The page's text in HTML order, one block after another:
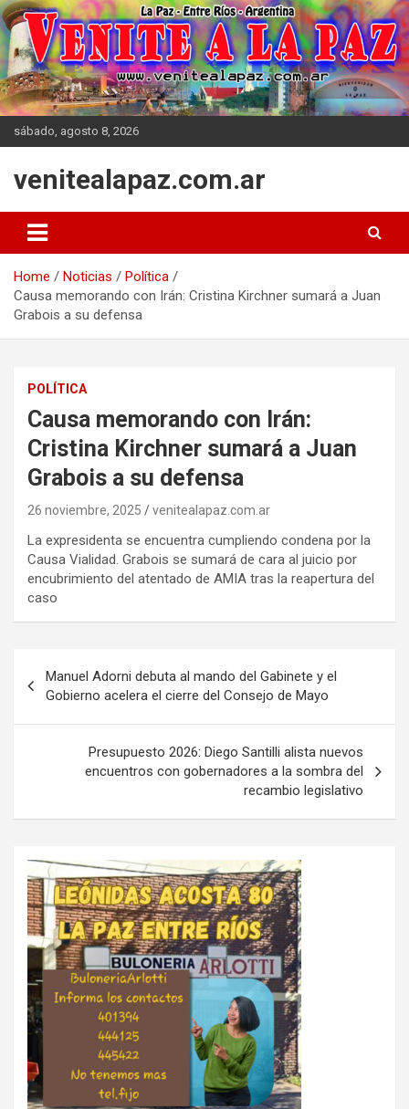
Skip
to
content
sábado, agosto 8, 2026
venitealapaz.com.ar
Home Noticias
Política
Causa memorando con Irán: Cristina Kirchner sumará a Juan
Grabois a su defensa
POLÍTICA
Causa memorando con Irán:
Cristina Kirchner sumará a Juan
Grabois a su defensa
26 noviembre, 2025 venitealapaz.com.ar
La expresidenta se encuentra cumpliendo condena por la
Causa Vialidad. Grabois se sumará de cara al juicio por
encubrimiento del atentado de AMIA tras la reapertura del
caso
de
entradas
Manuel Adorni debuta al mando del Gabinete y el
Gobierno acelera el cierre del Consejo de Mayo
Presupuesto 2026: Diego Santilli alista nuevos
encuentros con gobernadores a la sombra del
recambio legislativo